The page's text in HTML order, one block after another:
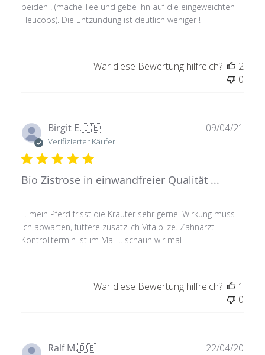
beiden ! (mache Tee und gebe ihn auf die eingeweichten
Heucobs). Die Entzündung ist deutlich weniger !
War diese Bewertung hilfreich?
2
0
Birgit E.🇩🇪
Verifizierter Käufer
Bio Zistrose in einwandfreier Qualität ...
... mein Pferd frisst die Kräuter sehr gerne. Wirkung muss
ich abwarten, füttere zusätzlich Vitalpilze. Zahnarzt-
Kontrolltermin ist im Mai ... schaun wir mal
09/04/21
War diese Bewertung hilfreich?
1
0
Ralf M.🇩🇪 22/04/20